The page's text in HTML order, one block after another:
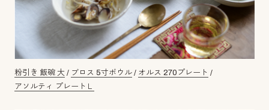
粉引き 飯碗 大 / ブロス 5寸ボウル / オルス 270プレート /
アソルティ プレートＬ